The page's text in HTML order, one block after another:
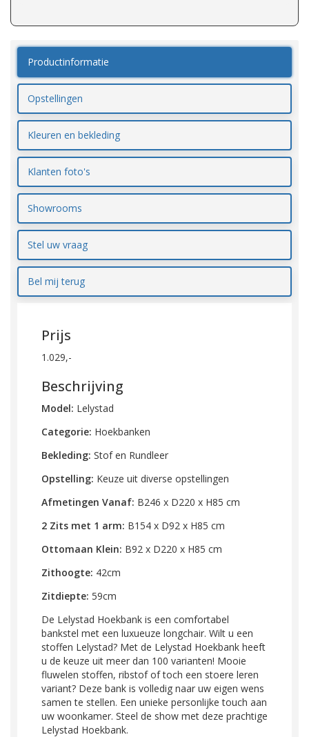
Productinformatie
Opstellingen
Kleuren en bekleding
Klanten foto's
Showrooms
Stel uw vraag
Bel mij terug
Prijs
1.029,-
Beschrijving
Model: Lelystad
Categorie: Hoekbanken
Bekleding: Stof en Rundleer
Opstelling: Keuze uit diverse opstellingen
Afmetingen Vanaf: B246 x D220 x H85 cm
2 Zits met 1 arm: B154 x D92 x H85 cm
Ottomaan Klein: B92 x D220 x H85 cm
Zithoogte: 42cm
Zitdiepte: 59cm
De Lelystad Hoekbank is een comfortabel
bankstel met een luxueuze longchair. Wilt u een
stoffen Lelystad? Met de Lelystad Hoekbank heeft
u de keuze uit meer dan 100 varianten! Mooie
fluwelen stoffen, ribstof of toch een stoere leren
variant? Deze bank is volledig naar uw eigen wens
samen te stellen. Een unieke personlijke touch aan
uw woonkamer. Steel de show met deze prachtige
Lelystad Hoekbank.